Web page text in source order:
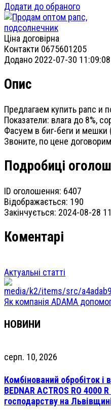
Додати до обраного
Ціна договірна
Контакти 0675601205
Додано 2022-07-30 11:09:08
Опис
Предлагаем купить рапс и
Показатели: влага до 8%,
Фасуем в биг-беги и мешки
Звоните, по цене
Подробиці
ID оголошення: 6407
Відображається: 190
Закінчується: 2024-08-28
Коментарі
Актуальні статті
Як компанія ADAMA
НОВИНИ
серп. 10, 2026
Комбінований обробіток
BEDNAR ACTROS RO 4000
господарству на